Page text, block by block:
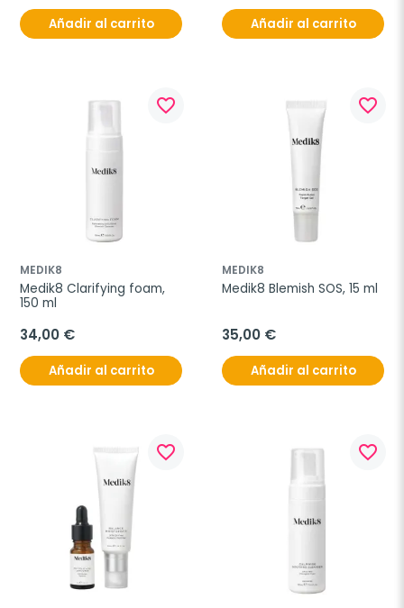
Añadir al carrito Añadir al carrito
favorite_border
MEDIK8
Medik8 Clarifying foam,
150 ml
34,00 €
Añadir al carrito
favorite_border
MEDIK8
Medik8 Blemish SOS, 15 ml
35,00 €
Añadir al carrito
favorite_border favorite_border